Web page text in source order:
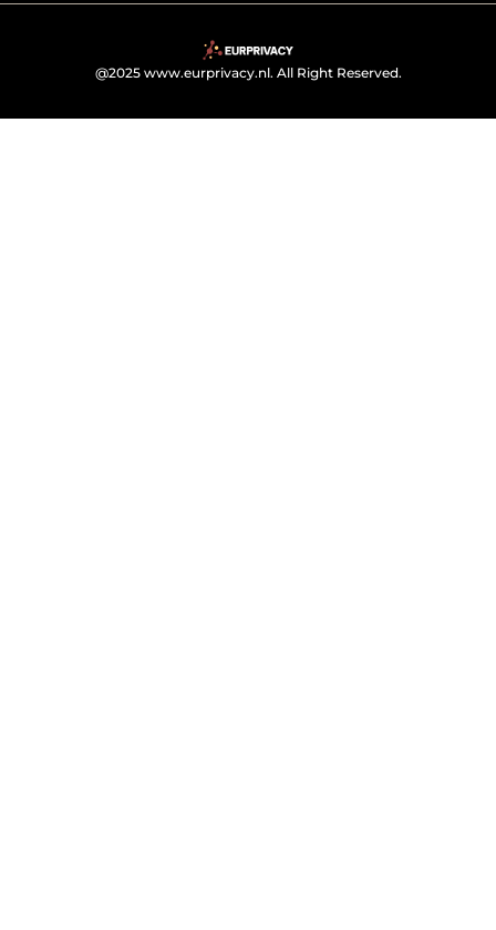
@2025 www.eurprivacy.nl. All Right Reserved.